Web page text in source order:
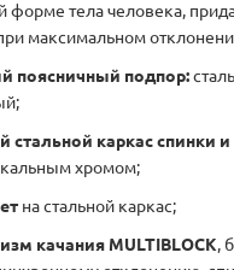
форме тела человека,
максимальном
поясничный подпор:
стальной каркас спинки и
хромом;
на стальной каркас;
качания MULTIBLOCK,